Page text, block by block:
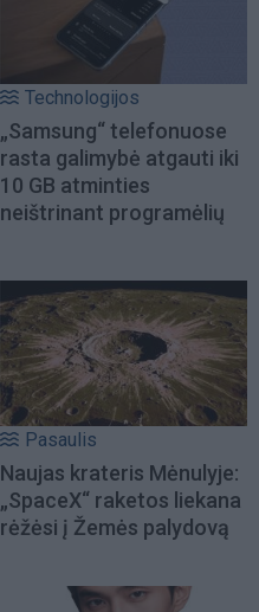
Technologijos
„Samsung“ telefonuose
rasta galimybė atgauti iki
10 GB atminties
neištrinant programėlių
Pasaulis
Naujas krateris Mėnulyje:
„SpaceX“ raketos liekana
rėžėsi į Žemės palydovą